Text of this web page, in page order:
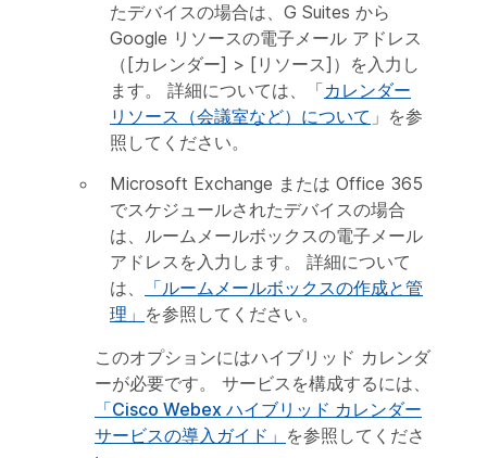
たデバイスの場合は、G Suites から
Google リソースの電子メール アドレス
（[カレンダー] > [リソース]）を入力し
ます。 詳細については、「カレンダー
リソース（会議室など）について 」を参
照してください。
Microsoft Exchange または Office 365
でスケジュールされたデバイスの場合
は、ルームメールボックスの電子メール
アドレスを入力します。 詳細について
は、
「ルームメールボックスの作成と管
理」 を参照してください。
このオプションにはハイブリッド カレンダ
ーが必要です。 サービスを構成するには、
「Cisco Webex ハイブリッド カレンダー
サービスの導入ガイド」 を参照してくださ